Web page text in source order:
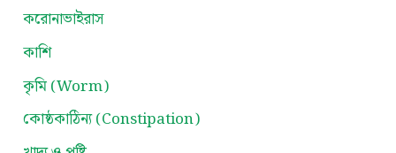
করোনাভাইরাস
কাশি
কৃমি (Worm)
কোষ্ঠকাঠিন্য (Constipation)